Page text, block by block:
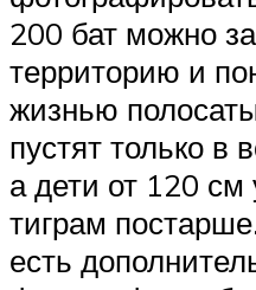
200 бат можно
территорию и
жизнью
пустят только в
а дети от 120 см
тиграм
есть